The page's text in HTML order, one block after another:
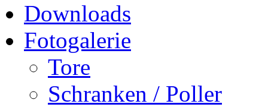
Downloads
Fotogalerie
Tore
Schranken / Poller